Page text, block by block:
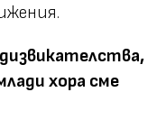
хора сме